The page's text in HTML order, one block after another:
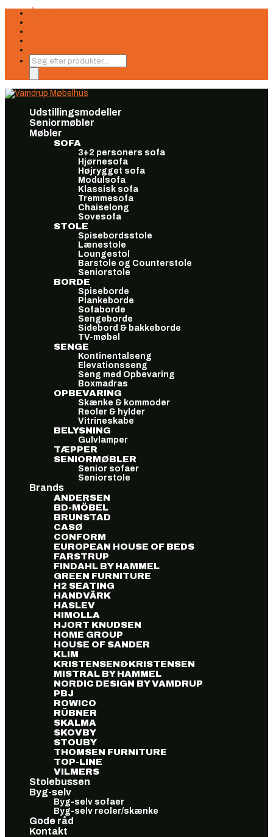
Products
search
Udstillingsmodeller
Seniormøbler
Møbler
SOFA
3+2 personers sofa
Hjørnesofa
Højrygget sofa
Modulsofa
Klassisk sofa
Tremmesofa
Chaiselong
Sovesofa
STOLE
Spisebordsstole
Lænestole
Loungestol
Barstole og Counterstole
Seniorstole
BORDE
Spiseborde
Plankeborde
Sofaborde
Sengeborde
Sidebord & bakkeborde
TV-møbel
SENGE
Kontinentalseng
Elevationsseng
Seng med Opbevaring
Boxmadras
OPBEVARING
Skænke & kommoder
Reoler & hylder
Vitrineskabe
BELYSNING
Gulvlamper
TÆPPER
SENIORMØBLER
Senior sofaer
Seniorstole
Brands
ANDERSEN
BD-MÖBEL
BRUNSTAD
CASØ
CONFORM
EUROPEAN HOUSE OF BEDS
FARSTRUP
FINDAHL BY HAMMEL
GREEN FURNITURE
H2 SEATING
HANDVÄRK
HASLEV
HIMOLLA
HJORT KNUDSEN
HOME GROUP
HOUSE OF SANDER
KLIM
KRISTENSEN&KRISTENSEN
MISTRAL BY HAMMEL
NORDIC DESIGN BY VAMDRUP
PBJ
ROWICO
RÜBNER
SKALMA
SKOVBY
STOUBY
THOMSEN FURNITURE
TOP-LINE
VILMERS
Stolebussen
Byg-selv
Byg-selv sofaer
Byg-selv reoler/skænke
Gode råd
Kontakt